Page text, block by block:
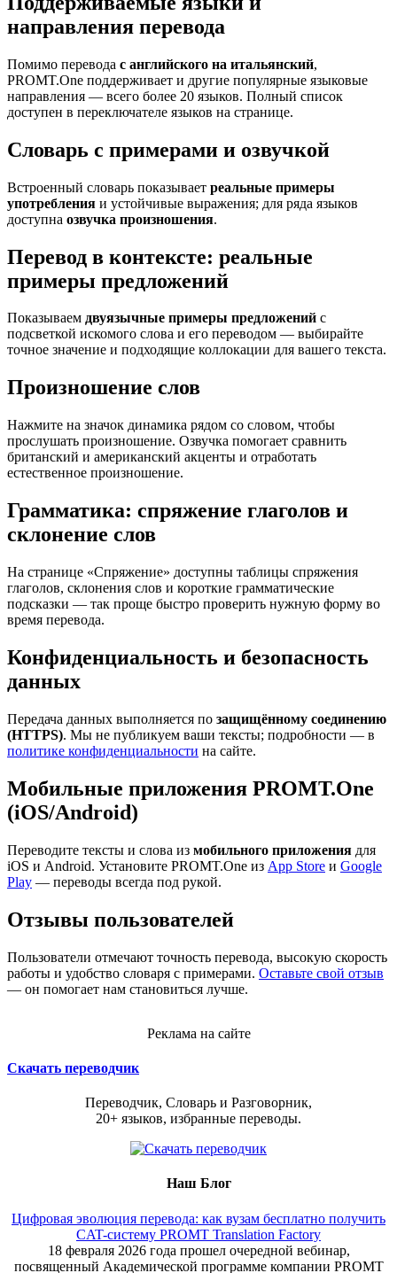
направления перевода
Помимо перевода с английского на итальянский,
PROMT.One поддерживает и другие популярные языковые
направления — всего более 20 языков. Полный список
доступен в переключателе языков на странице.
Словарь с примерами и озвучкой
Встроенный словарь показывает реальные примеры
употребления и устойчивые выражения; для ряда языков
доступна озвучка произношения.
Перевод в контексте: реальные
примеры предложений
Показываем двуязычные примеры предложений с
подсветкой искомого слова и его переводом — выбирайте
точное значение и подходящие коллокации для вашего текста.
Произношение слов
Нажмите на значок динамика рядом со словом, чтобы
прослушать произношение. Озвучка помогает сравнить
британский и американский акценты и отработать
естественное произношение.
Грамматика: спряжение глаголов и
склонение слов
На странице «Спряжение» доступны таблицы спряжения
глаголов, склонения слов и короткие грамматические
подсказки — так проще быстро проверить нужную форму во
время перевода.
Конфиденциальность и безопасность
данных
Передача данных выполняется по защищённому соединению
(HTTPS). Мы не публикуем ваши тексты; подробности — в
политике конфиденциальности на сайте.
Мобильные приложения PROMT.One
(iOS/Android)
Переводите тексты и слова из мобильного приложения для
iOS и Android. Установите PROMT.One из App Store и Google
Play — переводы всегда под рукой.
Отзывы пользователей
Пользователи отмечают точность перевода, высокую скорость
работы и удобство словаря с примерами. Оставьте свой отзыв
— он помогает нам становиться лучше.
Реклама на сайте
Скачать переводчик
Переводчик, Словарь и Разговорник,
20+ языков, избранные переводы.
Наш Блог
Цифровая эволюция перевода: как вузам бесплатно получить
CAT-систему PROMT Translation Factory
18 февраля 2026 года прошел очередной вебинар,
посвященный Академической программе компании PROMT